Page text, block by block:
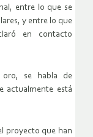
entre lo que se
y entre lo que
en contacto
oro, se habla de
actualmente está
proyecto que han